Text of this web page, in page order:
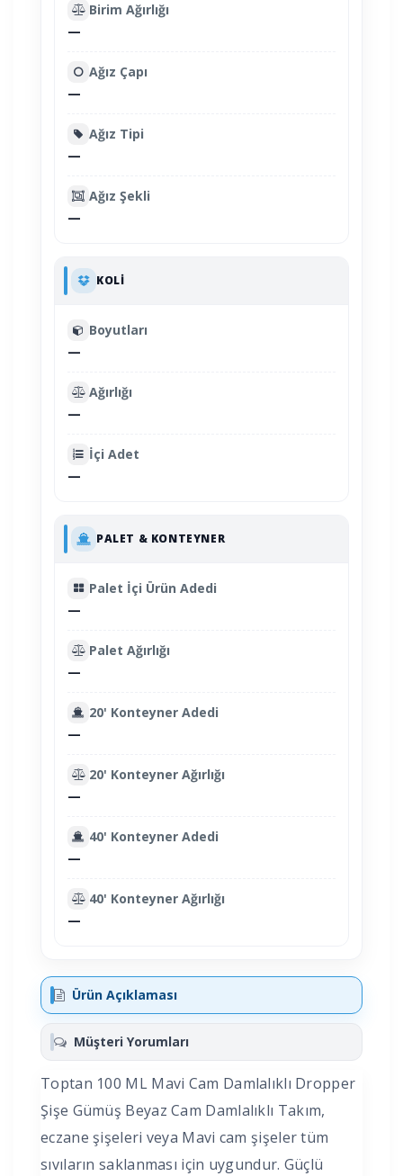
Birim Ağırlığı
—
Ağız Çapı
—
Ağız Tipi
—
Ağız Şekli
—
KOLI
Boyutları
—
Ağırlığı
—
İçi Adet
—
PALET & KONTEYNER
Palet İçi Ürün Adedi
—
Palet Ağırlığı
—
20' Konteyner Adedi
—
20' Konteyner Ağırlığı
—
40' Konteyner Adedi
—
40' Konteyner Ağırlığı
—
Ürün Açıklaması
Müşteri Yorumları
Toptan 100 ML Mavi Cam Damlalıklı Dropper
Şişe Gümüş Beyaz Cam Damlalıklı Takım,
eczane şişeleri veya Mavi cam şişeler tüm
sıvıların saklanması için uygundur. Güçlü